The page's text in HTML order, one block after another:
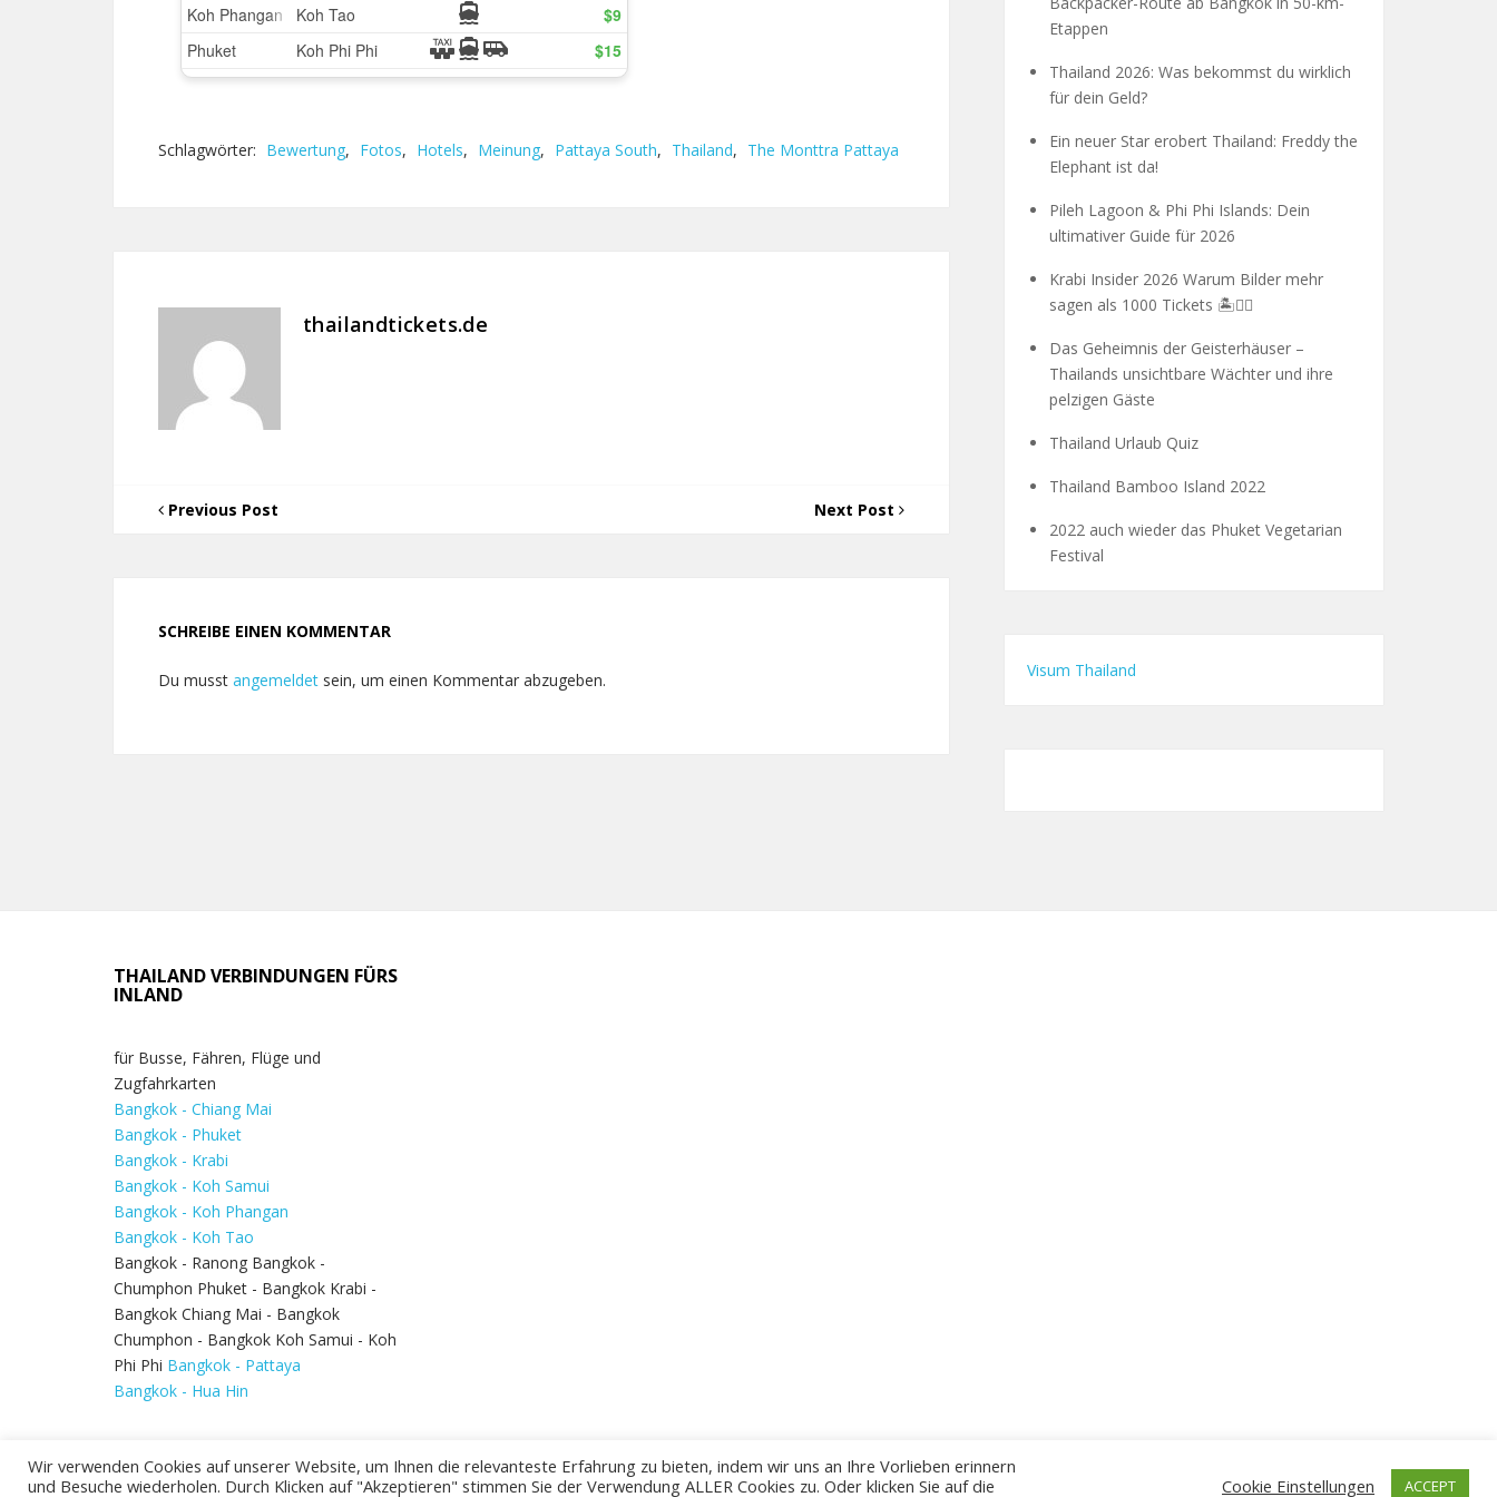
Schlagwörter: Bewertung, Fotos, Hotels, Meinung, Pattaya South, Thailand, The Monttra Pattaya
thailandtickets.de
Previous Post Next Post
SCHREIBE EINEN KOMMENTAR
Du musst angemeldet sein, um einen Kommentar abzugeben.
Etappen
Thailand 2026: Was bekommst du wirklich
für dein Geld?
Ein neuer Star erobert Thailand: Freddy the
Elephant ist da!
Pileh Lagoon & Phi Phi Islands: Dein
ultimativer Guide für 2026
Krabi Insider 2026 Warum Bilder mehr
sagen als 1000 Tickets 🏝️🧗‍♂️
Das Geheimnis der Geisterhäuser –
Thailands unsichtbare Wächter und ihre
pelzigen Gäste
Thailand Urlaub Quiz
Thailand Bamboo Island 2022
2022 auch wieder das Phuket Vegetarian
Festival
Visum Thailand
THAILAND VERBINDUNGEN FÜRS
INLAND
für Busse, Fähren, Flüge und
Zugfahrkarten
Bangkok - Chiang Mai
Bangkok - Phuket
Bangkok - Krabi
Bangkok - Koh Samui
Bangkok - Koh Phangan
Bangkok - Koh Tao
Bangkok - Ranong Bangkok -
Chumphon Phuket - Bangkok Krabi -
Bangkok Chiang Mai - Bangkok
Chumphon - Bangkok Koh Samui - Koh
Phi Phi Bangkok - Pattaya
Bangkok - Hua Hin
Wir verwenden Cookies auf unserer Website, um Ihnen die relevanteste Erfahrung zu bieten, indem wir uns an Ihre Vorlieben erinnern
und Besuche wiederholen. Durch Klicken auf "Akzeptieren" stimmen Sie der Verwendung ALLER Cookies zu. Oder klicken Sie auf die
Cookie Einstellungen ACCEPT